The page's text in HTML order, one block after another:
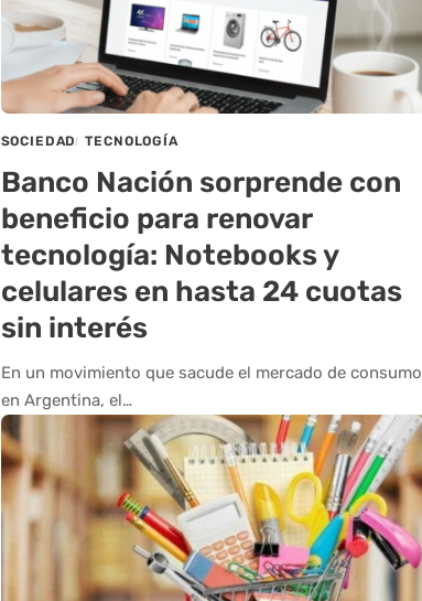
SOCIEDAD TECNOLOGÍA
Banco Nación sorprende con
beneficio para renovar
tecnología: Notebooks y
celulares en hasta 24 cuotas
sin interés
En un movimiento que sacude el mercado de consumo
en Argentina, el…